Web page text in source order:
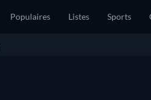
Populaires Listes Sports